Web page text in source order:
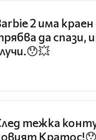
2 има
да спази,
тежка